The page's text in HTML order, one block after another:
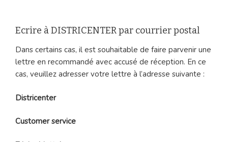
Ecrire à DISTRICENTER par courrier postal
Dans certains cas, il est souhaitable de faire parvenir une
lettre en recommandé avec accusé de réception. En ce
cas, veuillez adresser votre lettre à l’adresse suivante :
Districenter
Customer service